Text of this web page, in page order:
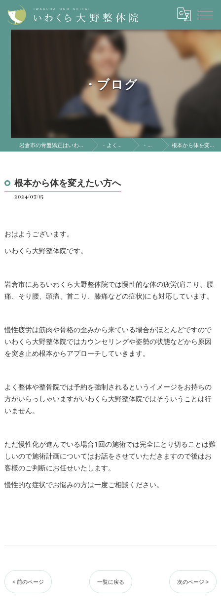
・ブログ
岩倉市の骨盤矯正はいわくら大野整体院 ・よくある質問 ・ブログ 根本から体を変えたい方へ
根本から体を変えたい方へ
2024/07/15
おはようございます。
いわくら大野整体院です。
岩倉市にあるいわくら大野整体院では慢性的な体の疲労(肩こり、腰
痛、そり腰、頭痛、首こり、膝痛などの症状)にも対応しています。
慢性疲労は筋肉や骨格の歪みから来ている場合がほとんどですので
いわくら大野整体院ではカウンセリングや姿勢の状態などから原因
を突き止め根本からアプローチしていきます。
よく整体や整骨院では予約を強制されるというイメージをお持ちの
方がいらっしゃいますがいわくら大野整体院ではそういうことは行
いません。
ただ慢性化が進んでいる場合1回の施術では完全にとり切ることは難
しいので施術計画についてはお話をさせていただきますので後はお
客様のご判断にお任せいたします。
慢性的な症状でお悩みの方は一度ご相談ください。
< 前のページ 一覧に戻る 次のページ >